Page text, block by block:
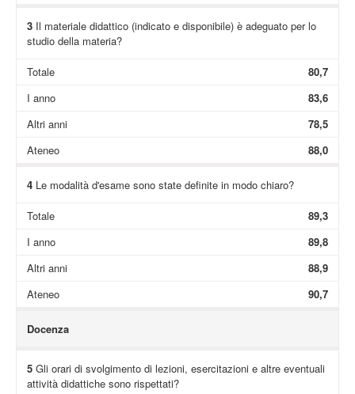
3Il materiale didattico (indicato e disponibile) è adeguato per lo
studio della materia?
Totale
80,7
I anno
83,6
Altri anni
78,5
Ateneo
88,0
4Le modalità d'esame sono state definite in modo chiaro?
Totale
89,3
I anno
89,8
Altri anni
88,9
Ateneo
90,7
Docenza
5Gli orari di svolgimento di lezioni, esercitazioni e altre eventuali
attività didattiche sono rispettati?